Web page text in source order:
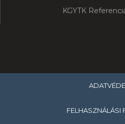
KGYTK
FELHASZNÁLÁSI